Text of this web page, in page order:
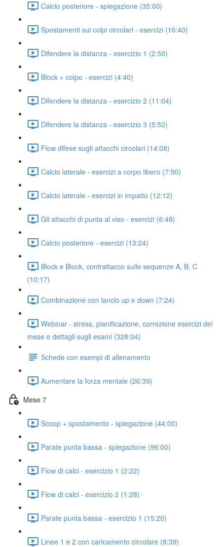
Calcio posteriore - spiegazione (35:00)
Spostamenti sui colpi circolari - esercizi (16:40)
Difendere la distanza - esercizio 1 (2:50)
Block + colpo - esercizi (4:40)
Difendere la distanza - esercizio 2 (11:04)
Difendere la distanza - esercizio 3 (5:52)
Flow difese sugli attacchi circolari (14:08)
Calcio laterale - esercizi a corpo libero (7:50)
Calcio laterale - esercizi in impatto (12:12)
Gli attacchi di punta al viso - esercizi (6:48)
Calcio posteriore - esercizi (13:24)
Block e Block, contrattacco sulle sequenze A, B, C
(10:17)
Combinazione con lancio up e down (7:24)
Webinar - stress, pianificazione, correzione esercizi del
mese e dettagli sugli esami (328:04)
Schede con esempi di allenamento
Aumentare la forza mentale (26:39)
Mese 7
Scoop + spostamento - spiegazione (44:00)
Parate punta bassa - spiegazione (96:00)
Flow di calci - esercizio 1 (2:22)
Flow di calci - esercizio 2 (1:28)
Parate punta bassa - esercizio 1 (15:20)
Linee 1 e 2 con caricamento circolare (8:39)